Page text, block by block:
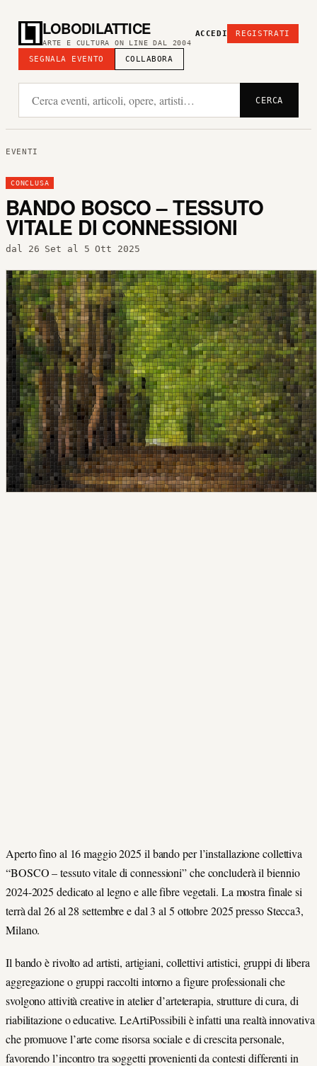
LOBODILATTICE
ARTE E CULTURA ON LINE DAL 2004
SEGNALA EVENTO COLLABORA
ACCEDI REGISTRATI
CERCA
EVENTI
CONCLUSA
BANDO BOSCO – TESSUTO
VITALE DI CONNESSIONI
dal 26 Set al 5 Ott 2025
Aperto fino al 16 maggio 2025 il bando per l’installazione collettiva
“BOSCO – tessuto vitale di connessioni” che concluderà il biennio
2024-2025 dedicato al legno e alle fibre vegetali. La mostra finale si
terrà dal 26 al 28 settembre e dal 3 al 5 ottobre 2025 presso Stecca3,
Milano.
Il bando è rivolto ad artisti, artigiani, collettivi artistici, gruppi di libera
aggregazione o gruppi raccolti intorno a figure professionali che
svolgono attività creative in atelier d’arteterapia, strutture di cura, di
riabilitazione o educative. LeArtiPossibili è infatti una realtà innovativa
che promuove l’arte come risorsa sociale e di crescita personale,
favorendo l’incontro tra soggetti provenienti da contesti differenti in